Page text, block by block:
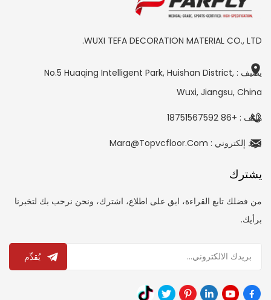
WUXI TEFA DECORATION MATERIAL CO., LTD.
يضيف : No.5 Huaqing Intelligent Park, Huishan District,
Wuxi, Jiangsu, China
هاتف : +86 18751567592
بريد إلكتروني : Mara@topvcfloor.com
يشترك
من فضلك تابع القراءة، ابق على اطلاع، اشترك، ونحن نرحب بك لتخبرنا
برأيك.
يُقدِّم